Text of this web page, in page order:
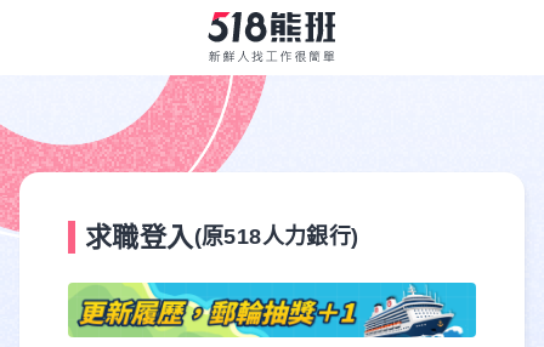
求職登入 (原518人力銀行)